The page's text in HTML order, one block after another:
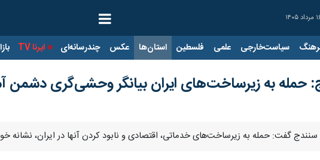
۱۴۰۵
سیاست‌خارجی علمی فلسطین استان‌ها عکس چندرسانه‌ای ایرنا TV
حمله به زیرساخت‌های ایران بیانگر وحشی‌گری دشمن
سنندج گفت: حمله به زیرساخت‌های خدماتی، اقتصادی و نابود کردن آنها در ایران،